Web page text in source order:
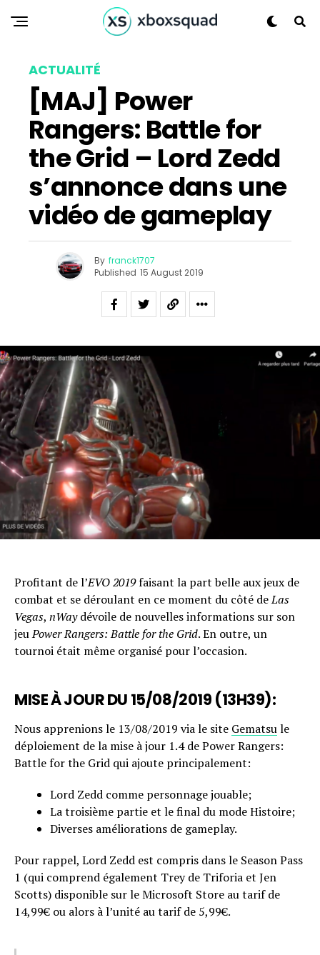
ACTUALITÉ
[MAJ] Power
Rangers: Battle for
the Grid – Lord Zedd
s’annonce dans une
vidéo de gameplay
By franck1707
Published 15 August 2019
Profitant de l’EVO 2019faisant la part belle aux jeux de
combat et se déroulant en ce moment du côté deLas
Vegas, nWaydévoile de nouvelles informations sur son
jeuPower Rangers: Battle for the Grid. En outre, un
tournoi était même organisé pour l’occasion.
MISE À JOUR DU 15/08/2019 (13H39):
Nous apprenions le 13/08/2019 via le site Gematsule
déploiement de la mise à jour 1.4 de Power Rangers:
Battle for the Grid qui ajoute principalement:
Lord Zedd comme personnage jouable;
La troisième partie et le final du mode Histoire;
Diverses améliorations de gameplay.
Pour rappel, Lord Zedd est compris dans le Season Pass
1 (qui comprend également Trey de Triforia et Jen
Scotts) disponible sur le Microsoft Store au tarif de
14,99€ ou alors à l’unité au tarif de 5,99€.